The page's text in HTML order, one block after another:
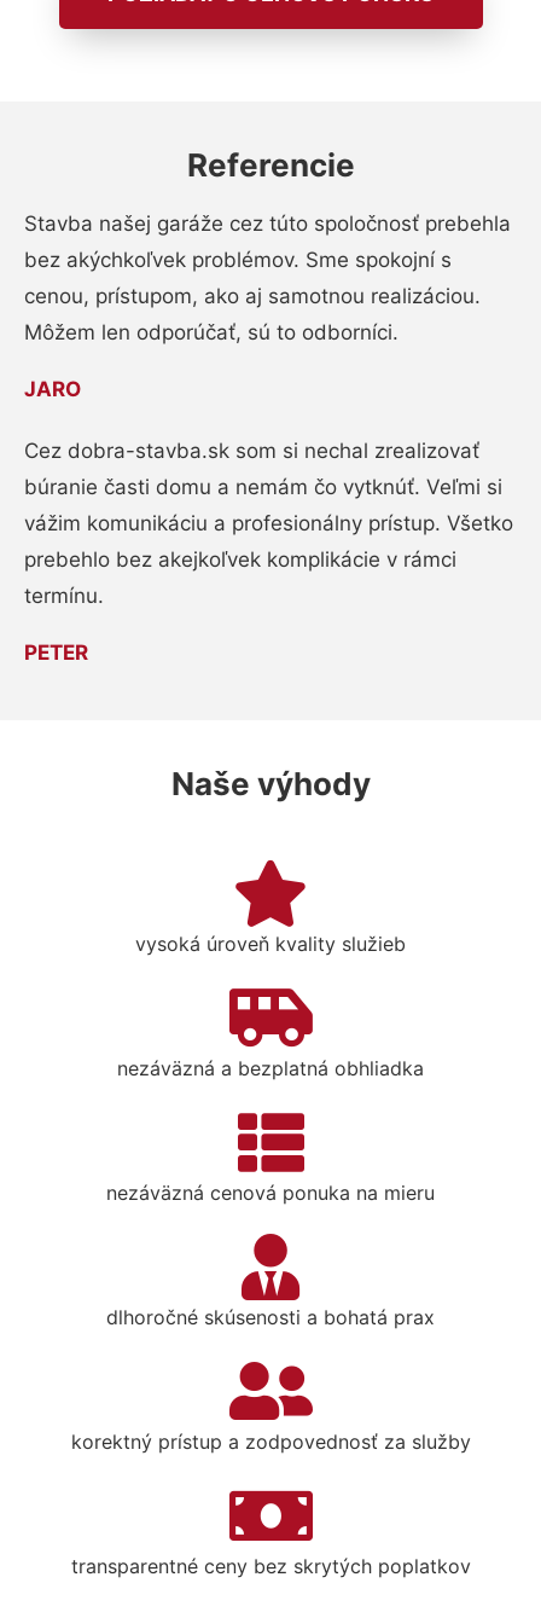
Referencie
Stavba našej garáže cez túto spoločnosť prebehla
bez akýchkoľvek problémov. Sme spokojní s
cenou, prístupom, ako aj samotnou realizáciou.
Môžem len odporúčať, sú to odborníci.
JARO
Cez dobra-stavba.sk som si nechal zrealizovať
búranie časti domu a nemám čo vytknúť. Veľmi si
vážim komunikáciu a profesionálny prístup. Všetko
prebehlo bez akejkoľvek komplikácie v rámci
termínu.
PETER
Naše výhody
vysoká úroveň kvality služieb
nezáväzná a bezplatná obhliadka
nezáväzná cenová ponuka na mieru
dlhoročné skúsenosti a bohatá prax
korektný prístup a zodpovednosť za služby
transparentné ceny bez skrytých poplatkov